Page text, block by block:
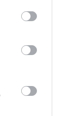
să se
când
de